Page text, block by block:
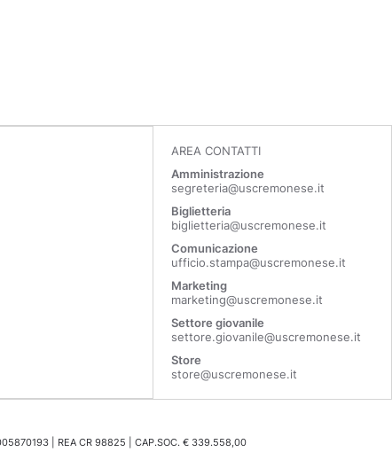
AREA CONTATTI
Amministrazione
segreteria@uscremonese.it
Biglietteria
biglietteria@uscremonese.it
Comunicazione
ufficio.stampa@uscremonese.it
Marketing
marketing@uscremonese.it
Settore giovanile
settore.giovanile@uscremonese.it
Store
store@uscremonese.it
| REA CR 98825 | CAP.SOC. € 339.558,00